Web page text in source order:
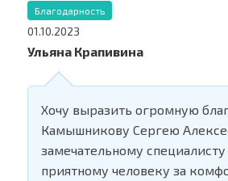
Благодарность
01.10.2023
Ульяна Крапивина
Хочу выразить огромную
Камышникову Сергею
замечательному специалисту
приятному человеку за